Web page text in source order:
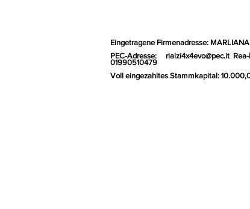
Eingetragene Firmenadresse: MARLIANA
PEC-Adresse:
rialzi4x4evo@pec.it
01990510479
Voll eingezahltes Stammkapital: